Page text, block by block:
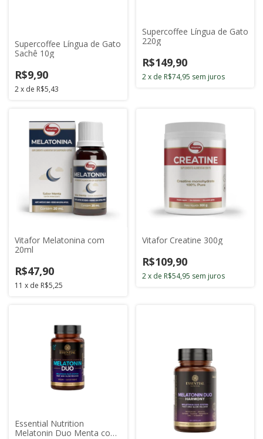
Supercoffee Língua de Gato
Sachê 10g
R$9,90
2x de R$5,43
Supercoffee Língua de Gato
220g
R$149,90
2 x de R$74,95 sem juros
Vitafor Melatonina com
20ml
R$47,90
11 x de R$5,25
Vitafor Creatine 300g
R$109,90
2 x de R$54,95 sem juros
Essential Nutrition
Melatonin Duo Menta com